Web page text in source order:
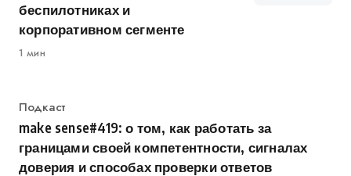
беспилотниках и
корпоративном сегменте
1 мин
Категория
Подкаст
make sense#419: о том, как работать за
границами своей компетентности, сигналах
доверия и способах проверки ответов